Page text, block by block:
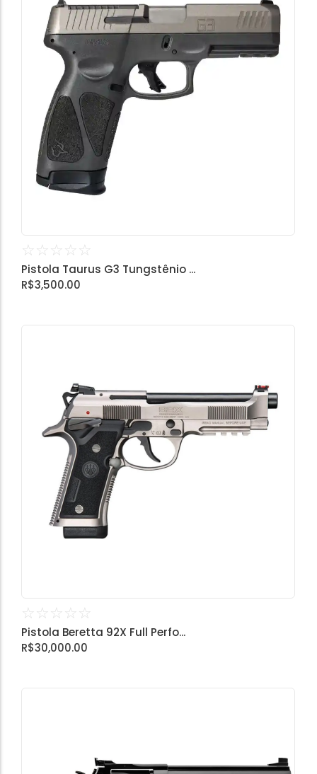
☆ ☆ ☆ ☆ ☆
Pistola Taurus G3 Tungstênio ...
R$3,500.00
☆ ☆ ☆ ☆ ☆
Pistola Beretta 92X Full Perfo...
R$30,000.00